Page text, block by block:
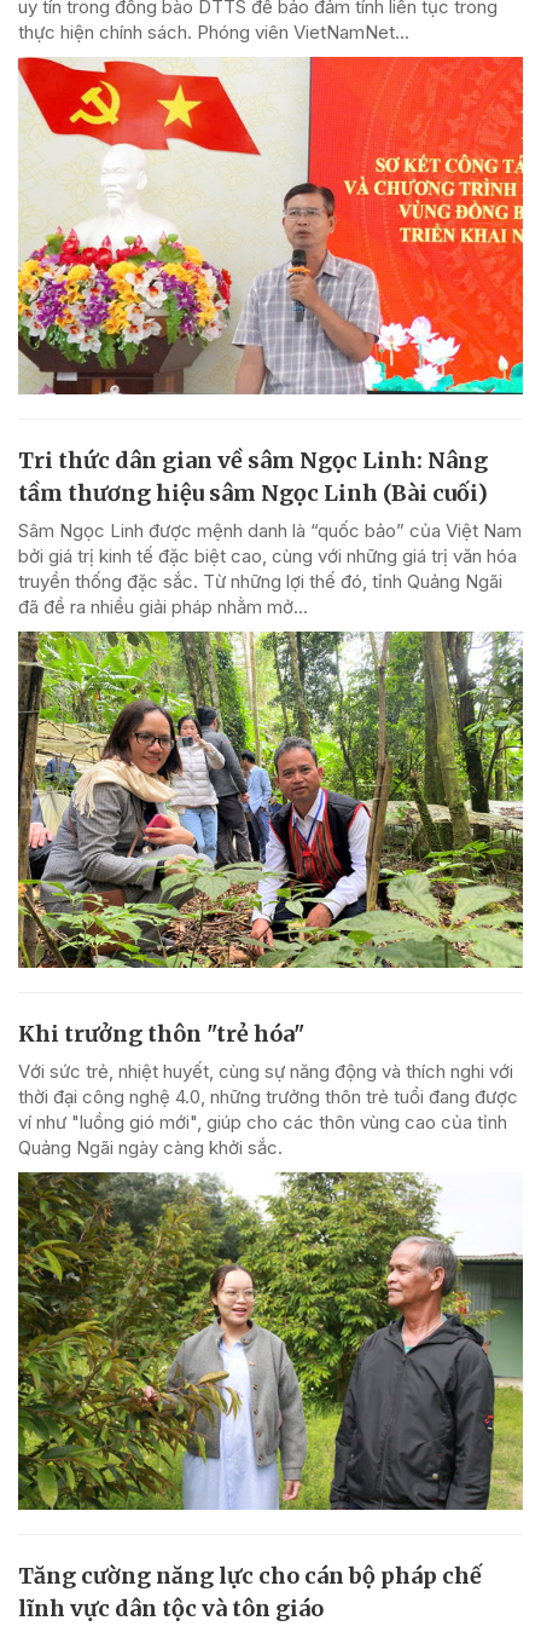
uy tín trong đồng bào DTTS để bảo đảm tính liên tục trong
thực hiện chính sách. Phóng viên VietNamNet...
Tri thức dân gian về sâm Ngọc Linh: Nâng
tầm thương hiệu sâm Ngọc Linh (Bài cuối)
Sâm Ngọc Linh được mệnh danh là “quốc bảo” của Việt Nam
bởi giá trị kinh tế đặc biệt cao, cùng với những giá trị văn hóa
truyền thống đặc sắc. Từ những lợi thế đó, tỉnh Quảng Ngãi
đã đề ra nhiều giải pháp nhằm mở...
Khi trưởng thôn "trẻ hóa"
Với sức trẻ, nhiệt huyết, cùng sự năng động và thích nghi với
thời đại công nghệ 4.0, những trưởng thôn trẻ tuổi đang được
ví như "luồng gió mới", giúp cho các thôn vùng cao của tỉnh
Quảng Ngãi ngày càng khởi sắc.
Tăng cường năng lực cho cán bộ pháp chế
lĩnh vực dân tộc và tôn giáo